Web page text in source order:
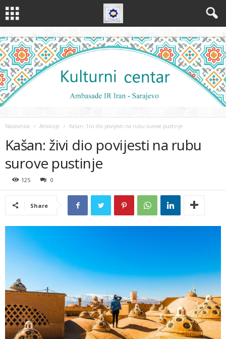
Naslovnica Atrakcije Kašan: živi dio povijesti na rubu surove pustinje
Kašan: živi dio povijesti na rubu
surove pustinje
125 0
Share